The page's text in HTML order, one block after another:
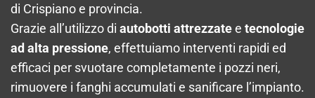
di Crispiano e provincia.
Grazie all’utilizzo di autobotti attrezzatee tecnologie
ad alta pressione, effettuiamo interventi rapidi ed
efficaci per svuotare completamente i pozzi neri,
rimuovere i fanghi accumulati e sanificare l’impianto.